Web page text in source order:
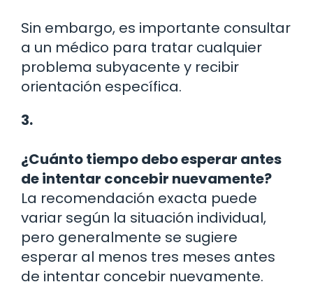
Sin embargo, es importante consultar
a un médico para tratar cualquier
problema subyacente y recibir
orientación específica.
3.
¿Cuánto tiempo debo esperar antes
de intentar concebir nuevamente?
La recomendación exacta puede
variar según la situación individual,
pero generalmente se sugiere
esperar al menos tres meses antes
de intentar concebir nuevamente.